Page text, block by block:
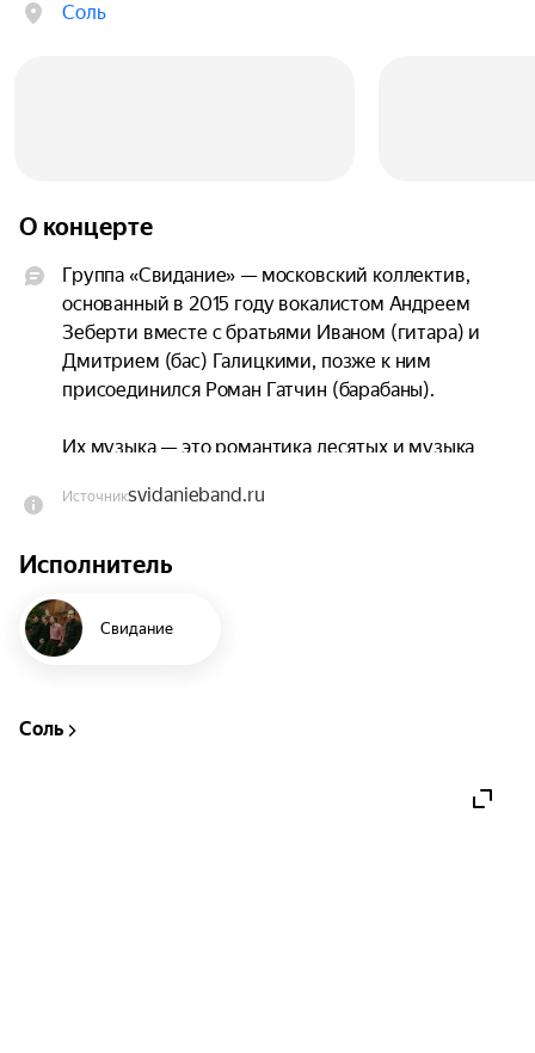
Соль
О концерте
Группа «Свидание» — московский коллектив,
основанный в 2015 году вокалистом Андреем
Зеберти вместе с братьями Иваном (гитара) и
Дмитрием (бас) Галицкими, позже к ним
присоединился Роман Гатчин (барабаны).
Их музыка — это романтика десятых и музыка
инструменталы тут сливаются с лирикой Андрея
века со столичной жизнью сегодняшнего дня —
уместно звучит и в плейлистах нынешних
двадцатилетних, при этом вызывая приятную
За это время «Свидания» сложилась преданная
людей. Их главная на сегодня песня называется
Источникsvidanieband.ru
Исполнитель
Свидание
Соль